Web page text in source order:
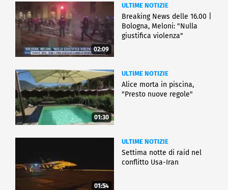
02:09
ULTIME NOTIZIE
Breaking News delle 16.00 |
Bologna, Meloni: "Nulla
giustifica violenza"
01:30
ULTIME NOTIZIE
Alice morta in piscina,
"Presto nuove regole"
01:54
ULTIME NOTIZIE
Settima notte di raid nel
conflitto Usa-Iran